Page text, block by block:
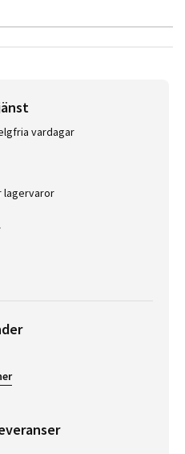
vardagar
lagervaror